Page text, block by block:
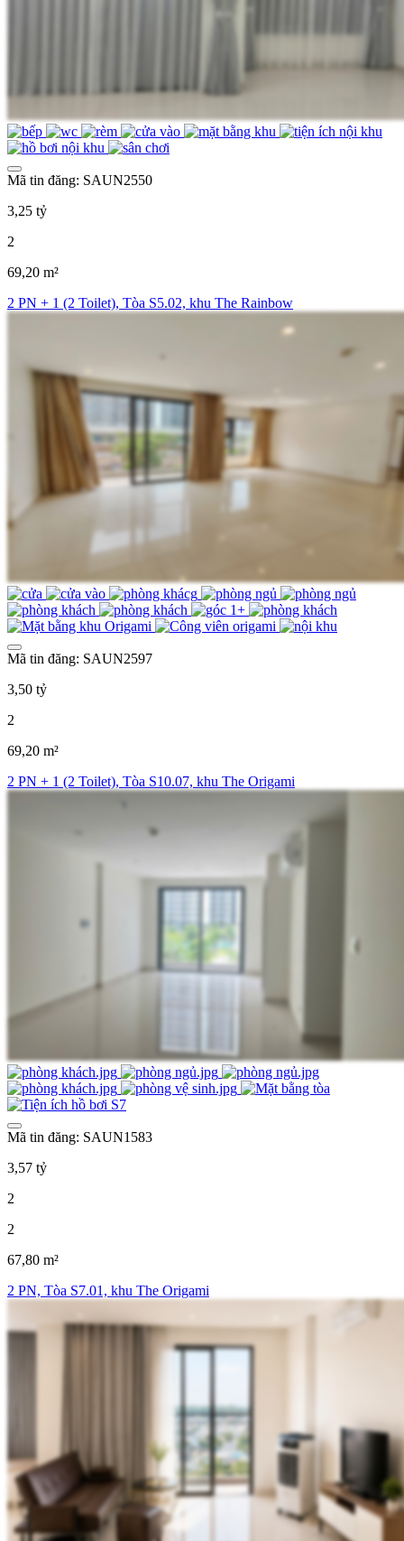
Mã tin đăng: SAUN2550
3,25 tỷ
2
69,20 m²
2 PN + 1 (2 Toilet), Tòa S5.02, khu The Rainbow
Mã tin đăng: SAUN2597
3,50 tỷ
2
69,20 m²
2 PN + 1 (2 Toilet), Tòa S10.07, khu The Origami
Mã tin đăng: SAUN1583
3,57 tỷ
2
2
67,80 m²
2 PN, Tòa S7.01, khu The Origami